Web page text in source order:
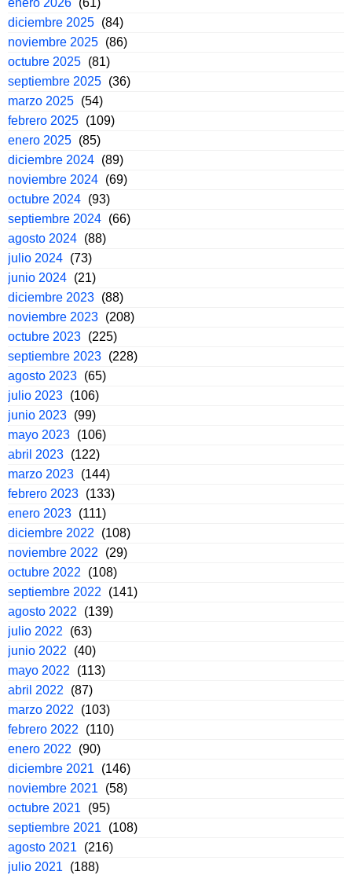
enero 2026 (61)
diciembre 2025 (84)
noviembre 2025 (86)
octubre 2025 (81)
septiembre 2025 (36)
marzo 2025 (54)
febrero 2025 (109)
enero 2025 (85)
diciembre 2024 (89)
noviembre 2024 (69)
octubre 2024 (93)
septiembre 2024 (66)
agosto 2024 (88)
julio 2024 (73)
junio 2024 (21)
diciembre 2023 (88)
noviembre 2023 (208)
octubre 2023 (225)
septiembre 2023 (228)
agosto 2023 (65)
julio 2023 (106)
junio 2023 (99)
mayo 2023 (106)
abril 2023 (122)
marzo 2023 (144)
febrero 2023 (133)
enero 2023 (111)
diciembre 2022
(108)
noviembre 2022
(29)
octubre 2022
(108)
septiembre 2022
(141)
agosto 2022
(139)
julio 2022
(63)
junio 2022
(40)
mayo 2022
(113)
abril 2022
(87)
marzo 2022
(103)
febrero 2022
(110)
enero 2022
(90)
diciembre 2021
(146)
noviembre 2021
(58)
octubre 2021
(95)
septiembre 2021
(108)
agosto 2021
(216)
julio 2021
(188)